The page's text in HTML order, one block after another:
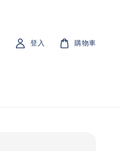
登入 購物車